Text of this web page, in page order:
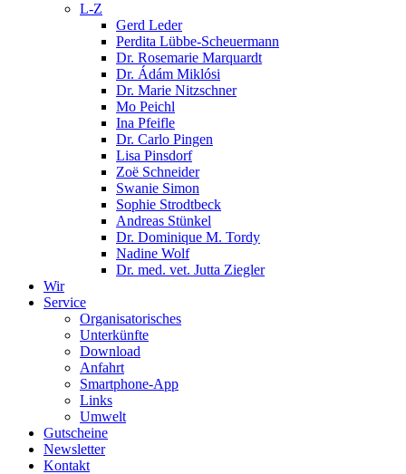
L-Z
Gerd Leder
Perdita Lübbe-Scheuermann
Dr. Rosemarie Marquardt
Dr. Ádám Miklósi
Dr. Marie Nitzschner
Mo Peichl
Ina Pfeifle
Dr. Carlo Pingen
Lisa Pinsdorf
Zoë Schneider
Swanie Simon
Sophie Strodtbeck
Andreas Stünkel
Dr. Dominique M. Tordy
Nadine Wolf
Dr. med. vet. Jutta Ziegler
Wir
Service
Organisatorisches
Unterkünfte
Download
Anfahrt
Smartphone-App
Links
Umwelt
Gutscheine
Newsletter
Kontakt